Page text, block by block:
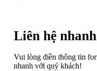
Liên hệ nhanh
Vui lòng điền thông tin
nhanh với quý khách!